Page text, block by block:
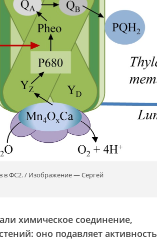
в ФС2. / Изображение — Сергей
химическое соединение,
оно подавляет активность